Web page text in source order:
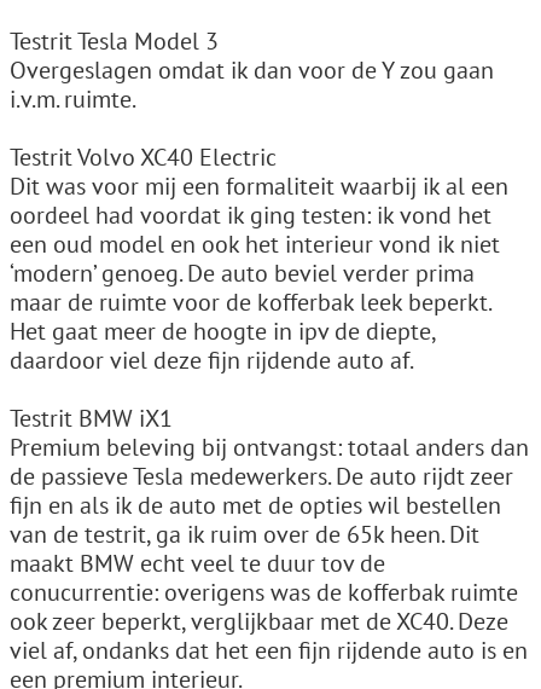
Testrit Tesla Model 3
Overgeslagen omdat ik dan voor de Y zou gaan
i.v.m. ruimte.
Testrit Volvo XC40 Electric
Dit was voor mij een formaliteit waarbij ik al een
oordeel had voordat ik ging testen: ik vond het
een oud model en ook het interieur vond ik niet
‘modern’ genoeg. De auto beviel verder prima
maar de ruimte voor de kofferbak leek beperkt.
Het gaat meer de hoogte in ipv de diepte,
daardoor viel deze fijn rijdende auto af.
Testrit BMW iX1
Premium beleving bij ontvangst: totaal anders dan
de passieve Tesla medewerkers. De auto rijdt zeer
fijn en als ik de auto met de opties wil bestellen
van de testrit, ga ik ruim over de 65k heen. Dit
maakt BMW echt veel te duur tov de
conucurrentie: overigens was de kofferbak ruimte
ook zeer beperkt, verglijkbaar met de XC40. Deze
viel af, ondanks dat het een fijn rijdende auto is en
een premium interieur.